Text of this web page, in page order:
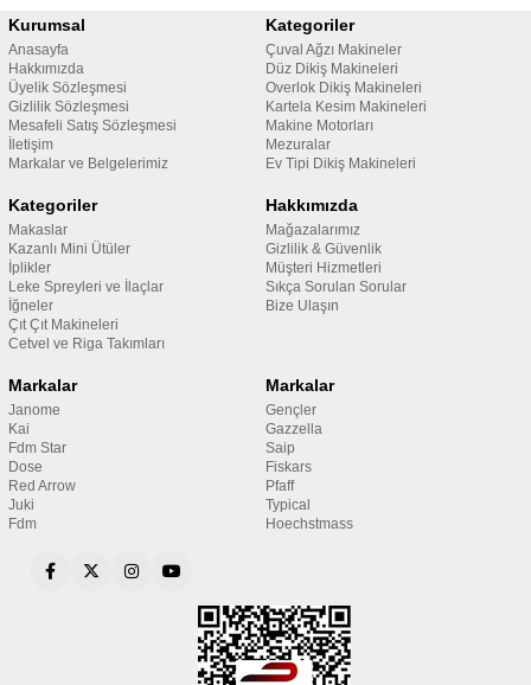
Kurumsal
Anasayfa
Hakkımızda
Üyelik Sözleşmesi
Gizlilik Sözleşmesi
Mesafeli Satış Sözleşmesi
İletişim
Markalar ve Belgelerimiz
Kategoriler
Çuval Ağzı Makineler
Düz Dikiş Makineleri
Overlok Dikiş Makineleri
Kartela Kesim Makineleri
Makine Motorları
Mezuralar
Ev Tipi Dikiş Makineleri
Kategoriler
Makaslar
Kazanlı Mini Ütüler
İplikler
Leke Spreyleri ve İlaçlar
İğneler
Çıt Çıt Makineleri
Cetvel ve Riga Takımları
Hakkımızda
Mağazalarımız
Gizlilik & Güvenlik
Müşteri Hizmetleri
Sıkça Sorulan Sorular
Bize Ulaşın
Markalar
Janome
Kai
Fdm Star
Dose
Red Arrow
Juki
Fdm
Markalar
Gençler
Gazzella
Saip
Fiskars
Pfaff
Typical
Hoechstmass